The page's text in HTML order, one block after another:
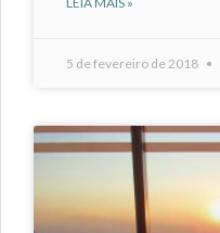
5 de fevereiro de 2018